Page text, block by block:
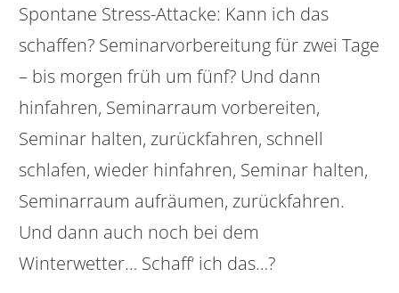
Spontane Stress-Attacke: Kann ich das
schaffen? Seminarvorbereitung für zwei Tage
– bis morgen früh um fünf? Und dann
hinfahren, Seminarraum vorbereiten,
Seminar halten, zurückfahren, schnell
schlafen, wieder hinfahren, Seminar halten,
Seminarraum aufräumen, zurückfahren.
Und dann auch noch bei dem
Winterwetter… Schaff‘ ich das…?